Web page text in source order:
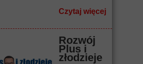
Czytaj więcej
Rozwój
Plus i
złodzieje